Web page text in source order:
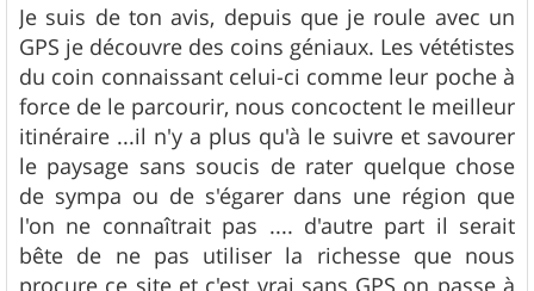
s
s
a
g
e
Je suis de ton avis, depuis que je roule avec un
GPS je découvre des coins géniaux. Les vététistes
du coin connaissant celui-ci comme leur poche à
force de le parcourir, nous concoctent le meilleur
itinéraire ...il n'y a plus qu'à le suivre et savourer
le paysage sans soucis de rater quelque chose
de sympa ou de s'égarer dans une région que
l'on ne connaîtrait pas .... d'autre part il serait
bête de ne pas utiliser la richesse que nous
procure ce site et c'est vrai sans GPS on passe à